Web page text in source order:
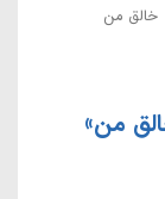
خالق من
من»